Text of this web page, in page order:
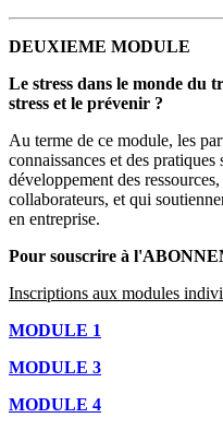
DEUXIEME MODULE
Le stress dans le monde du
stress et le prévenir ?
Au terme de ce module, les
connaissances et des
développement des
collaborateurs, et qui
en entreprise.
Pour souscrire à
Inscriptions aux modules
MODULE 1
MODULE 3
MODULE 4